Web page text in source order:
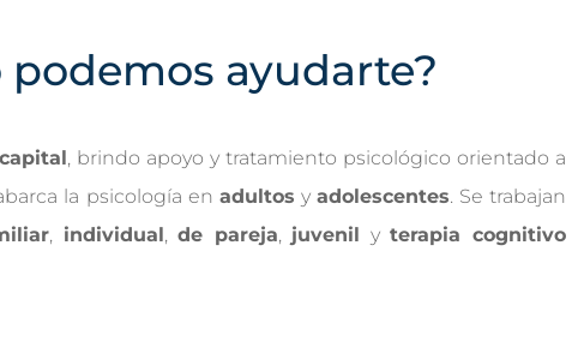
podemos ayudarte?
, brindo apoyo y tratamiento psicológico orientado a
la psicología en adultos y adolescentes. Se trabajan
, individual,de pareja, juvenil yterapia cognitivo